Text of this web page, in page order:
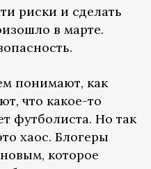
риски и сделать
в марте.
понимают, как
что какое-то
футболиста. Но так
хаос. Блогеры
которое